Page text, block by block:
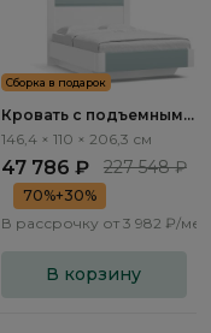
Сборка в подарок
Кровать с подъемным
механизмом Турин / Turin
TR2965.5
146,4 × 110 × 206,3 см
47 786 ₽ 227 548 ₽
70%+30%
В рассрочку от 3 982 ₽/
В корзину